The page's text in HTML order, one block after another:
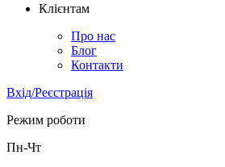
Клієнтам
Про нас
Блог
Контакти
Вхід/Реєстрація
Режим роботи
Пн-Чт